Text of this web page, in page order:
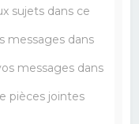
sujets dans ce
messages dans
messages dans
pièces jointes